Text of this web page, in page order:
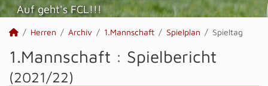
Auf geht's FCL!!!
Herren Archiv 1.Mannschaft Spielplan Spieltag
1.Mannschaft : Spielbericht
(2021/22)